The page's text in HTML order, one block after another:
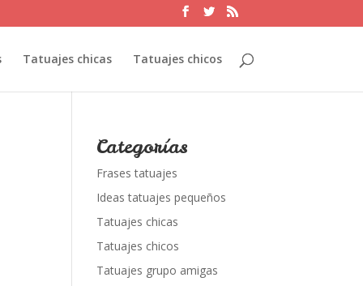
Tatuajes chicas Tatuajes chicos
Categorías
Frases tatuajes
Ideas tatuajes pequeños
Tatuajes chicas
Tatuajes chicos
Tatuajes grupo amigas